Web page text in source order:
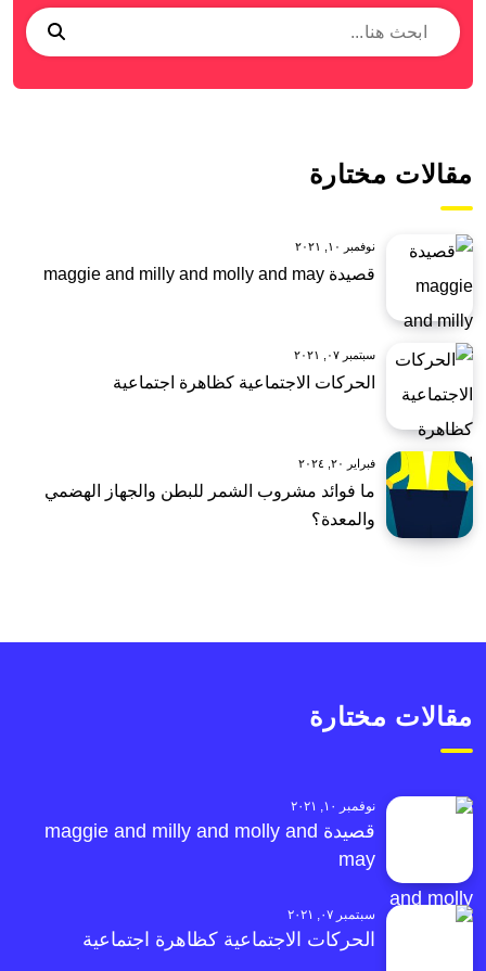
مقالات مختارة
نوفمبر ١٠, ٢٠٢١
قصيدة maggie and milly and molly and may
سبتمبر ٠٧, ٢٠٢١
الحركات الاجتماعية كظاهرة اجتماعية
فبراير ٢٠, ٢٠٢٤
ما فوائد مشروب الشمر للبطن والجهاز الهضمي
والمعدة؟
مقالات مختارة
نوفمبر ١٠, ٢٠٢١
قصيدة maggie and milly and molly and
may
سبتمبر ٠٧, ٢٠٢١
الحركات الاجتماعية كظاهرة اجتماعية